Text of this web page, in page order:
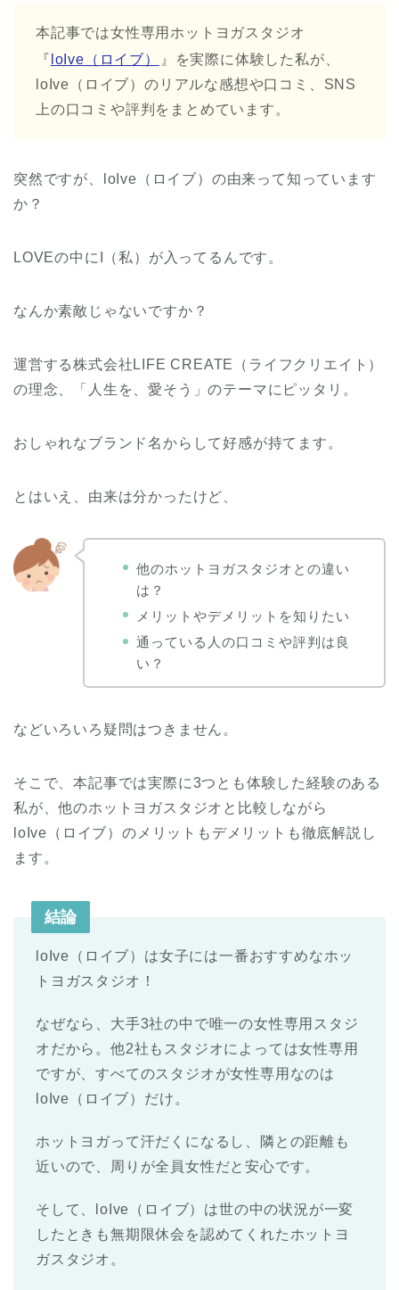
本記事では女性専用ホットヨガスタジオ
『 loIve（ロイブ）
』を実際に体験した私が、
loIve（ロイブ）のリアルな感想や口コミ、SNS
上の口コミや評判をまとめています。
突然ですが、loIve（ロイブ）の由来って知っています
か？
LOVEの中にI（私）が入ってるんです。
なんか素敵じゃないですか？
運営する株式会社LIFE CREATE（ライフクリエイト）
の理念、「人生を、愛そう」のテーマにピッタリ。
おしゃれなブランド名からして好感が持てます。
とはいえ、由来は分かったけど、
他のホットヨガスタジオとの違い
は？
メリットやデメリットを知りたい
通っている人の口コミや評判は良
い？
などいろいろ疑問はつきません。
そこで、本記事では実際に3つとも体験した経験のある
私が、他のホットヨガスタジオと比較しながら
loIve（ロイブ）のメリットもデメリットも徹底解説し
ます。
結論
loIve（ロイブ）は女子には一番おすすめなホッ
トヨガスタジオ！
なぜなら、大手3社の中で唯一の女性専用スタジ
オだから。他2社もスタジオによっては女性専用
ですが、すべてのスタジオが女性専用なのは
loIve（ロイブ）だけ。
ホットヨガって汗だくになるし、隣との距離も
近いので、周りが全員女性だと安心です。
そして、loIve（ロイブ）は世の中の状況が一変
したときも無期限休会を認めてくれたホットヨ
ガスタジオ。